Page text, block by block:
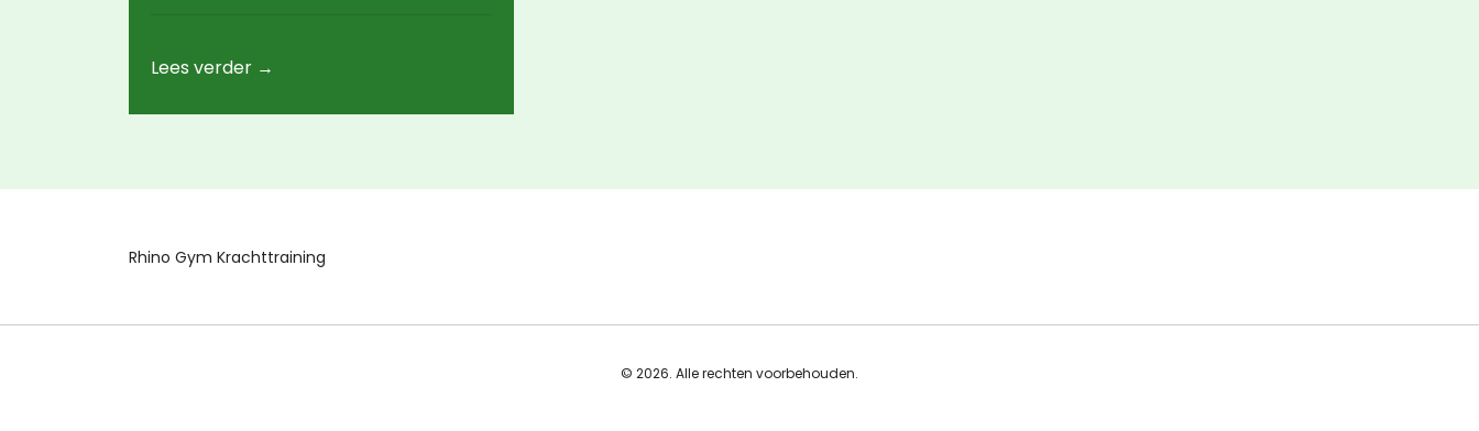
Lees verder →
Rhino Gym Krachttraining
© 2026. Alle rechten voorbehouden.